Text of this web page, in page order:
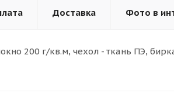
Доставка Фото в
200 г/кв.м, чехол - ткань ПЭ,